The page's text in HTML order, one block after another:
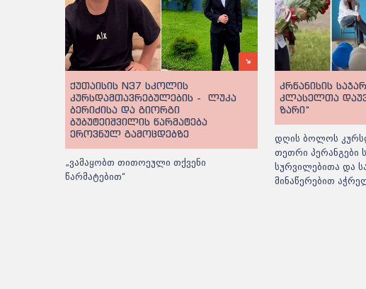
ქუთაისის N37 სკოლის
კურსდამთავრებულების - ლუკა
ბერიძისა და გიორგი
ბუბუტეიშვილის წარმატება
ეროვნულ გამოცდებზე
„ვამაყობთ თითოეული თქვენი
წარმატებით“
კრწანისის
კლასელთა
ზარი“
დღის ბოლოს
თეთრი პერანგები
სურვილებითა და
მინაწერებით